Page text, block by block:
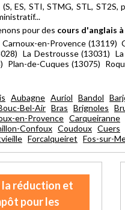
ES, STI, STMG, STL, ST2S,
pour des cours d'anglais à
en-Provence
La Destrousse (13031)
Plan-de-Cuques (13075)
Aubagne Auriol Bandol
Bel-Air Bras Brignoles
en-Provence Carqueiranne
Confoux Coudoux Cuers
Forcalqueiret Fos-sur-
la réduction et
pour les